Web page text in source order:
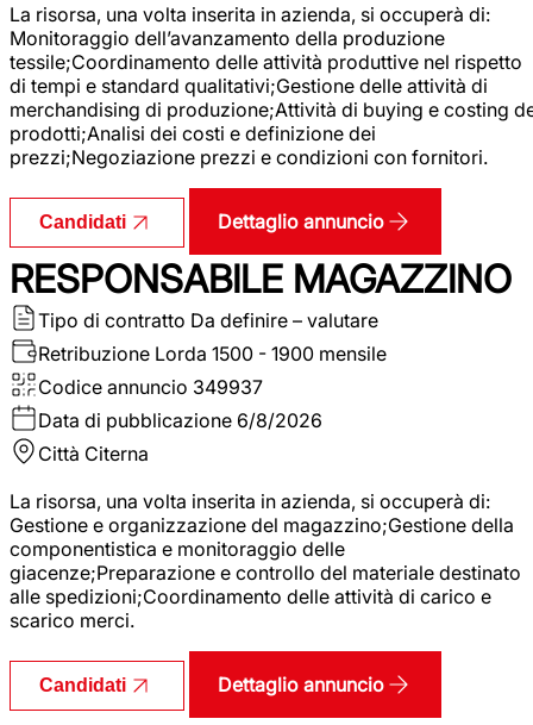
La risorsa, una volta inserita in azienda, si occuperà di:
Monitoraggio dell’avanzamento della produzione
tessile;Coordinamento delle attività produttive nel rispetto
di tempi e standard qualitativi;Gestione delle attività di
merchandising di produzione;Attività di buying e costing
prodotti;Analisi dei costi e definizione dei
prezzi;Negoziazione prezzi e condizioni con fornitori.
Candidati Dettaglio annuncio
RESPONSABILE MAGAZZINO
Tipo di contratto Da definire – valutare
Retribuzione Lorda 1500 - 1900 mensile
Codice annuncio 349937
Data di pubblicazione 6/8/2026
Città Citerna
La risorsa, una volta inserita in azienda, si occuperà di:
Gestione e organizzazione del magazzino;Gestione della
componentistica e monitoraggio delle
giacenze;Preparazione e controllo del materiale destinato
alle spedizioni;Coordinamento delle attività di carico e
scarico merci.
Candidati Dettaglio annuncio